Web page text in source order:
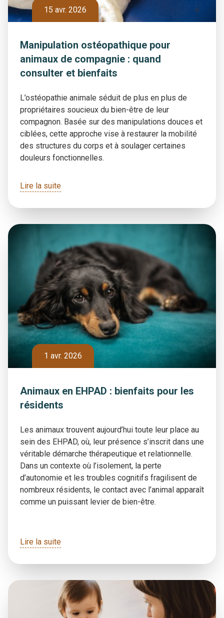
15 avr. 2026
Manipulation ostéopathique pour
animaux de compagnie : quand
consulter et bienfaits
L’ostéopathie animale séduit de plus en plus de
propriétaires soucieux du bien-être de leur
compagnon. Basée sur des manipulations douces et
ciblées, cette approche vise à restaurer la mobilité
des structures du corps et à soulager certaines
douleurs fonctionnelles.
Lire la suite
1 avr. 2026
Animaux en EHPAD : bienfaits pour les
résidents
Les animaux trouvent aujourd’hui toute leur place au
sein des EHPAD, où, leur présence s’inscrit dans une
véritable démarche thérapeutique et relationnelle.
Dans un contexte où l’isolement, la perte
d’autonomie et les troubles cognitifs fragilisent de
nombreux résidents, le contact avec l’animal apparaît
comme un puissant levier de bien-être.
Lire la suite